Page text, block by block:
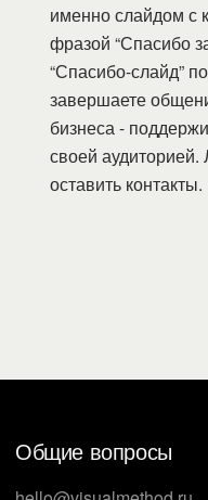
именно слайдом с
фразой “Спасибо
“Спасибо-слайд”
завершаете
бизнеса -
своей
оставить контакты.
Общие вопросы